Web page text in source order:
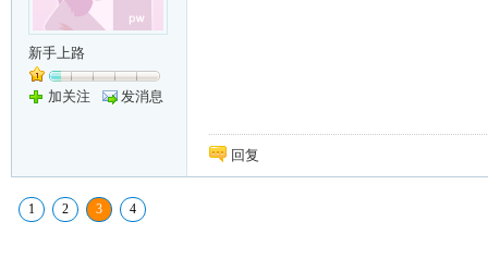
新手上路
加关注 发消息
回复
1 2 3 4